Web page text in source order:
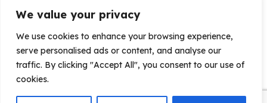
We value your privacy
We use cookies to enhance your browsing experience,
serve personalised ads or content, and analyse our
traffic. By clicking "Accept All", you consent to our use of
cookies.